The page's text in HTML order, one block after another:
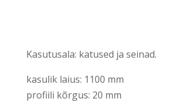
Kasutusala: katused ja seinad.
kasulik laius: 1100 mm
profiili kõrgus: 20 mm